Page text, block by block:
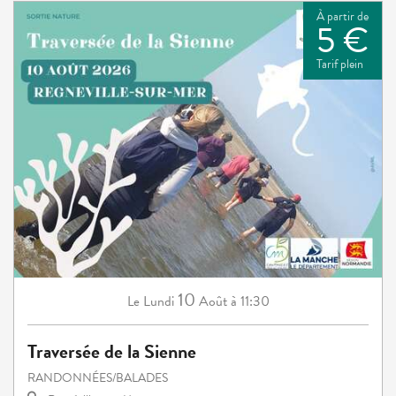
À partir de
5 €
Tarif plein
Le Lundi 10 Aoûtà 11:30
Traversée de la Sienne
RANDONNÉES/BALADES